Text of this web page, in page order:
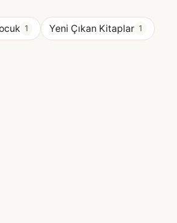
1 Yeni Çıkan Kitaplar 1